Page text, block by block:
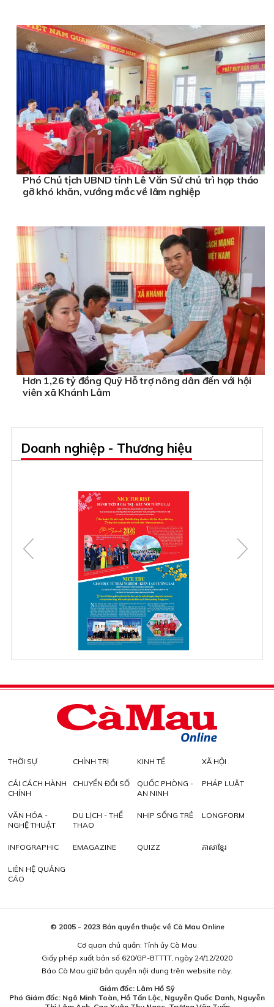
Phó Chủ tịch UBND tỉnh Lê Văn Sử chủ trì họp tháo
gỡ khó khăn, vướng mắc về lâm nghiệp
Hơn 1,26 tỷ đồng Quỹ Hỗ trợ nông dân đến với hội
viên xã Khánh Lâm
Doanh nghiệp - Thương hiệu
THỜI SỰ CHÍNH TRỊ KINH TẾ XÃ HỘI
CẢI CÁCH HÀNH
CHÍNH
CHUYỂN ĐỔI SỐ
QUỐC PHÒNG -
AN NINH
PHÁP LUẬT
VĂN HÓA -
NGHỆ THUẬT
DU LỊCH - THỂ
THAO
NHỊP SỐNG TRẺ LONGFORM
INFOGRAPHIC EMAGAZINE QUIZZ ភាសាខ្មែរ
LIÊN HỆ QUẢNG
CÁO
© 2005 - 2023 Bản quyền thuộc về Cà Mau Online
Cơ quan chủ quản: Tỉnh ủy Cà Mau
Giấy phép xuất bản số 620/GP-BTTTT, ngày 24/12/2020
Báo Cà Mau giữ bản quyền nội dung trên website này.
Giám đốc: Lâm Hồ Sỹ
Phó Giám đốc: Ngô Minh Toàn, Hồ Tấn Lộc, Nguyễn Quốc Danh, Nguyễn